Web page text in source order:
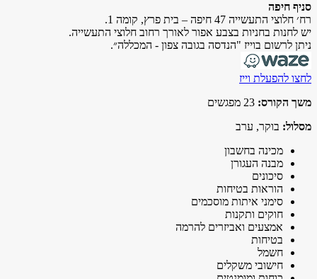
סניף חיפה
רח׳ חלוצי התעשייה 47 חיפה – בית פרץ, קומה 1.
יש לחנות בחניות בצבע אפור לאורך רחוב חלוצי התעשייה.
ניתן לרשום בוייז "הנדסה בגובה צפון - המכללה״.
לחצו להפעלת וייז
משך הקורס:
מסלול: בוקר, ערב
מכינה בחשבון
מבנה העגורן
סיכונים
הוראות בטיחות
סימני איתות מוסכמים
חוקים ותקנות
אמצעים ואביזרים להרמה
בטיחות
חשמל
חישובי משקלים